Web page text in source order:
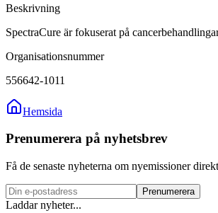
Beskrivning
SpectraCure är fokuserat på
Organisationsnummer
556642-1011
Hemsida
Prenumerera på nyhetsbrev
Få de senaste nyheterna om nyemissioner
Prenumerera
Laddar nyheter...